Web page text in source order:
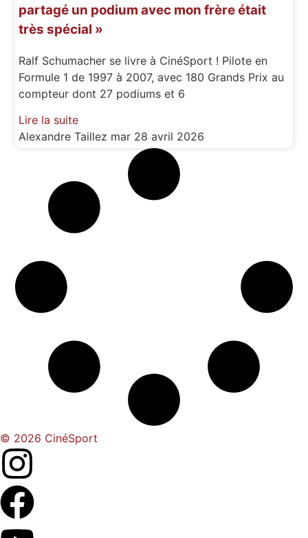
partagé un podium avec mon frère était
très spécial »
Ralf Schumacher se livre à CinéSport ! Pilote en
Formule 1 de 1997 à 2007, avec 180 Grands Prix au
compteur dont 27 podiums et 6
Lire la suite
Alexandre Taillez mar 28 avril 2026
© 2026 CinéSport